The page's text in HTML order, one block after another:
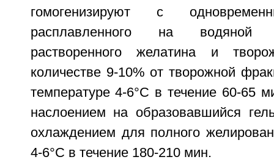
гомогенизируют с
расплавленного на
растворенного желатина и
количестве 9-10% от творожной
температуре 4-6°С в течение 60-65
наслоением на образовавшийся
охлаждением для полного
4-6°С в течение 180-210 мин.